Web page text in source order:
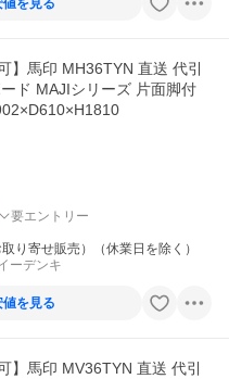
値を見る
】馬印 MH36TYN 直送 代引
ド MAJIシリーズ 片面脚付
要エントリー
り寄せ販売）（休業日を除く）
ーデンキ
値を見る
】馬印 MV36TYN 直送 代引